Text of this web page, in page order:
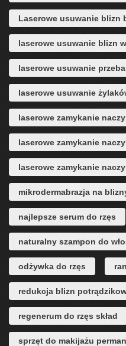
Laserowe usuwanie blizn
laserowe usuwanie blizn
laserowe usuwanie
laserowe usuwanie
laserowe zamykanie
laserowe zamykanie
laserowe zamykanie
mikrodermabrazja na
najlepsze serum do rzęs
naturalny szampon do
odżywka do rzęs
redukcja blizn
regenerum do rzęs skład
sprzęt do makijażu